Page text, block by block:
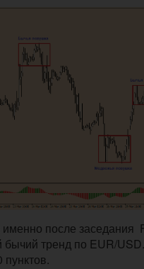
после заседания
бычий тренд по EUR/